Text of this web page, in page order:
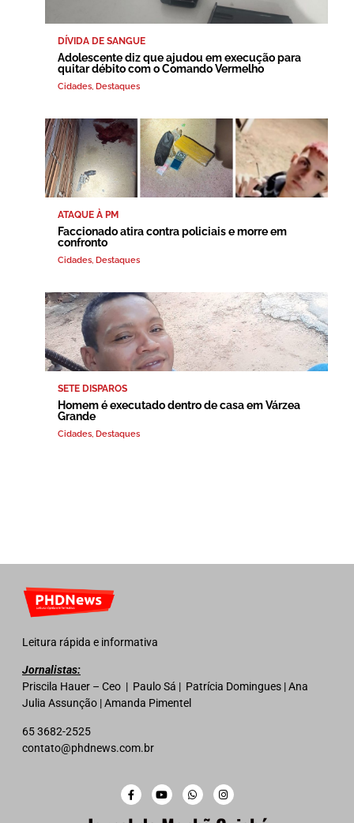
DÍVIDA DE SANGUE
Adolescente diz que ajudou em execução para
quitar débito com o Comando Vermelho
Cidades Destaques
ATAQUE À PM
Faccionado atira contra policiais e morre em
confronto
Cidades Destaques
SETE DISPAROS
Homem é executado dentro de casa em Várzea
Grande
Cidades Destaques
Leitura rápida e informativa
Jornalistas:
Priscila Hauer – Ceo | Paulo Sá | Patrícia Domingues | Ana
Julia Assunção | Amanda Pimentel
65 3682-2525
contato@phdnews.com.br